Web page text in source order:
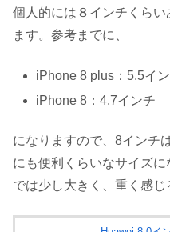
個人的には８インチくら
ます。参考までに、
iPhone 8 plus：5.5イ
iPhone 8：4.7インチ
になりますので、8インチ
にも便利くらいなサイズ
では少し大きく、重く感じ